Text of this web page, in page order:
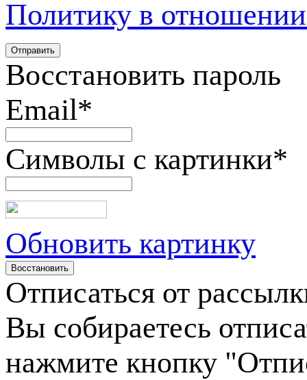
Политику в
Восстановить пароль
Email*
Символы с картинки*
Обновить картинку
Отписаться от
Вы собираетесь
нажмите кнопку